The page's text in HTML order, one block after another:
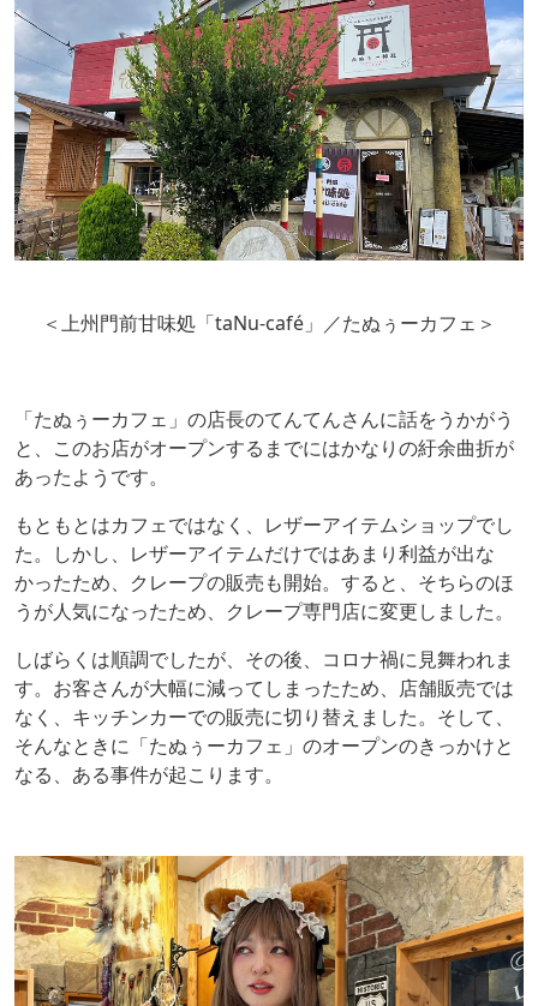
＜上州門前甘味処「taNu-café」／たぬぅーカフェ＞
「たぬぅーカフェ」の店長のてんてんさんに話をうかがう
と、このお店がオープンするまでにはかなりの紆余曲折が
あったようです。
もともとはカフェではなく、レザーアイテムショップでし
た。しかし、レザーアイテムだけではあまり利益が出な
かったため、クレープの販売も開始。すると、そちらのほ
うが人気になったため、クレープ専門店に変更しました。
しばらくは順調でしたが、その後、コロナ禍に見舞われま
す。お客さんが大幅に減ってしまったため、店舗販売では
なく、キッチンカーでの販売に切り替えました。そして、
そんなときに「たぬぅーカフェ」のオープンのきっかけと
なる、ある事件が起こります。